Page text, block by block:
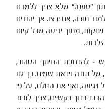
"טענה" שלא צריך ללמדם
תורה, אם ירצו. אך יהודים
מתוך ידיעה שכל קיום
– להרחבת החינוך הטהור,
של תורה ויראת שמים. כך גם
ואף את הזולת, על פי
כרוך בקשיים, צריך לזכור